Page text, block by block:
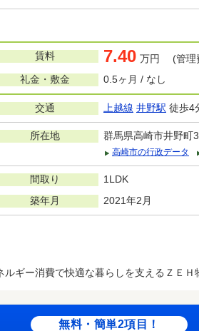
賃料 7.40 万円 (管理
礼金・敷金
0.5ヶ月 / なし
交通 上越線 井野駅 徒歩4
所在地 群馬県高崎市井野町
高崎市の行政データ
間取り 1LDK
築年月 2021年2月
ルギー消費で快適な暮らしを支えるＺＥ
無料・簡単2項目！